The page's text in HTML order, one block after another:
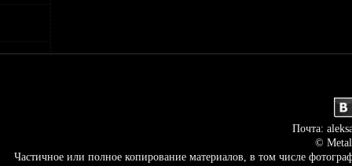
Почта:
©
Частичное или полное копирование материалов, в том числе